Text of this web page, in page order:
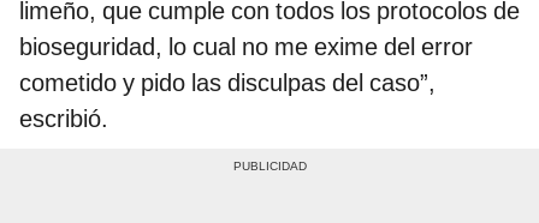
limeño, que cumple con todos los protocolos de
bioseguridad, lo cual no me exime del error
cometido y pido las disculpas del caso”,
escribió.